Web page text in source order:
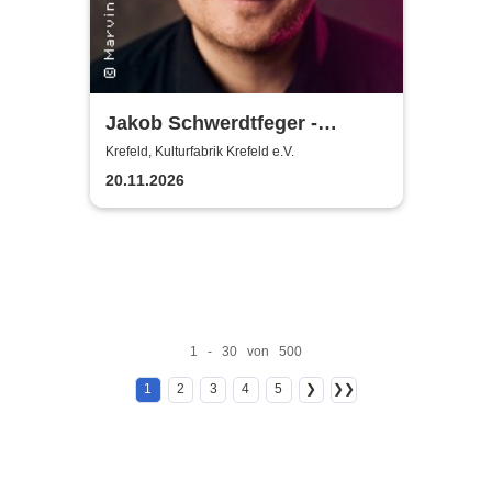
Jakob Schwerdtfeger -
Meisterwerk
Krefeld, Kulturfabrik Krefeld e.V.
20.11.2026
1 - 30 von 500
1 2 3 4 5 ❯ ❯❯